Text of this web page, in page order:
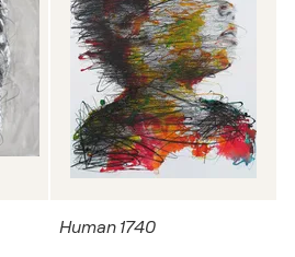
Human 1740